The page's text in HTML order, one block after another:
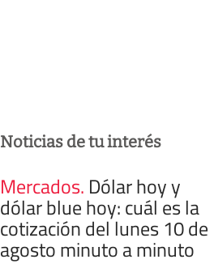
Noticias de tu interés
Mercados. Dólar hoy y
dólar blue hoy: cuál es la
cotización del lunes 10 de
agosto minuto a minuto